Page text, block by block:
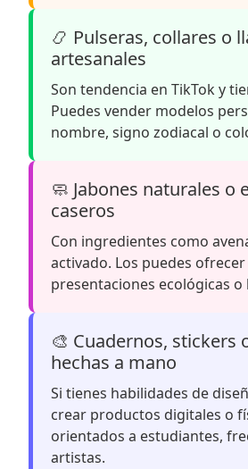
📿 Pulseras, collares o
artesanales
Son tendencia en TikTok y
Puedes vender modelos
nombre, signo zodiacal o
🧼 Jabones naturales o
caseros
Con ingredientes como
activado. Los puedes ofrecer
presentaciones ecológicas o
🎨 Cuadernos, stickers
hechas a mano
Si tienes habilidades de
crear productos digitales o
orientados a estudiantes,
artistas.